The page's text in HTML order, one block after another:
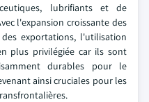
lubrifiants et de
l'expansion croissante des
exportations, l'utilisation
plus privilégiée car ils sont
durables pour le
ainsi cruciales pour les